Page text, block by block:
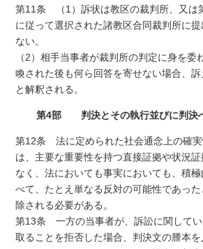
第11条 （1）訴状は教区の裁判所、又は
に従って選択された諸教区合同裁判所に
ない。
（2）相手当事者が裁判所の判定に身を委
喚された後も何ら回答を寄せない場合、
と解釈される。
第4部 判決とその執行並びに判決
第12条 法に定められた社会通念上の確
は、主要な重要性を持つ直接証拠や状況
なく、法においても事実においても、積
べて、たとえ単なる反対の可能性であっ
除される必要がある。
第13条 一方の当事者が、訴訟に関して
取ることを拒否した場合、判決文の謄本